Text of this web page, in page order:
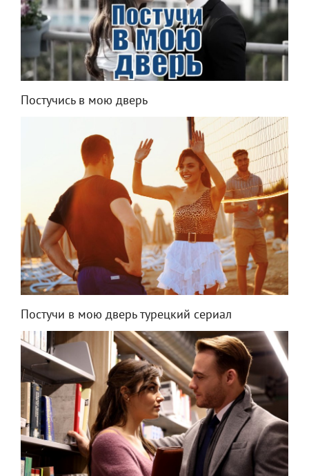
Постучись в мою дверь
Постучи в мою дверь турецкий сериал